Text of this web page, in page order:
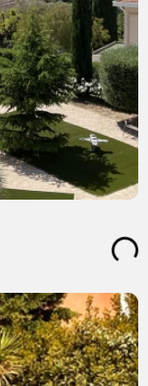
Loading...